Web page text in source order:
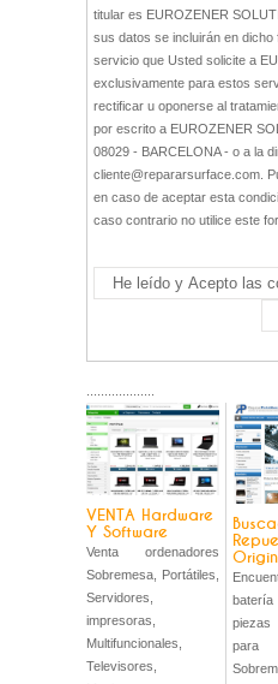
titular es EUROZENER
sus datos se incluirán en
servicio que Usted solicite a
exclusivamente para estos
rectificar u oponerse al
por escrito a EUROZENER
08029 - BARCELONA - o a la
cliente@repararsurface.com.
en caso de aceptar esta
caso contrario no utilice este
VENTA Hardware
Y Software
Venta ordenadores
Sobremesa, Portátiles,
Servidores,
impresoras,
Multifuncionales,
Televisores,
batería
para